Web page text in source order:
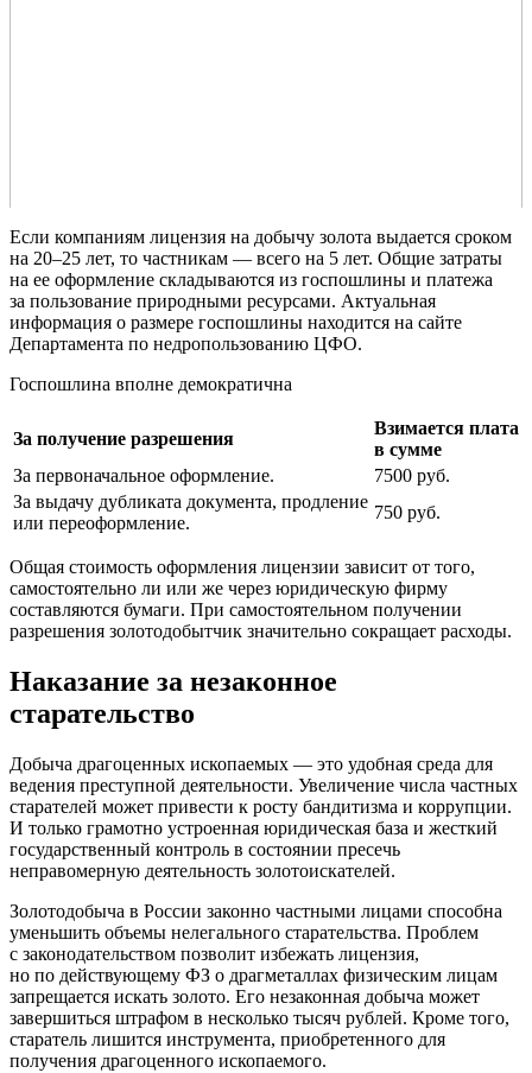
Если компаниям лицензия на добычу золота выдается сроком
на 20–25 лет, то частникам — всего на 5 лет. Общие затраты
на ее оформление складываются из госпошлины и платежа
за пользование природными ресурсами. Актуальная
информация о размере госпошлины находится на сайте
Департамента по недропользованию ЦФО.
Госпошлина вполне демократична
За получение разрешения
Взимается плата
в сумме
За первоначальное оформление.
7500 руб.
За выдачу дубликата документа, продление
или переоформление.
750 руб.
Общая стоимость оформления лицензии зависит от того,
самостоятельно ли или же через юридическую фирму
составляются бумаги. При самостоятельном получении
разрешения золотодобытчик значительно сокращает расходы.
Наказание за незаконное
старательство
Добыча драгоценных ископаемых — это удобная среда для
ведения преступной деятельности. Увеличение числа частных
старателей может привести к росту бандитизма и коррупции.
И только грамотно устроенная юридическая база и жесткий
государственный контроль в состоянии пресечь
неправомерную деятельность золотоискателей.
Золотодобыча в России законно частными лицами способна
уменьшить объемы нелегального старательства. Проблем
с законодательством позволит избежать лицензия,
но по действующему ФЗ о драгметаллах физическим лицам
запрещается искать золото. Его незаконная добыча может
завершиться штрафом в несколько тысяч рублей. Кроме того,
старатель лишится инструмента, приобретенного для
получения драгоценного ископаемого.